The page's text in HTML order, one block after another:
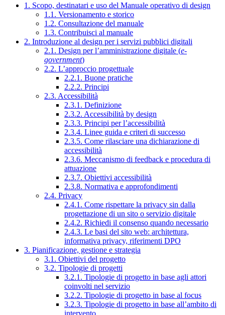
1. Scopo, destinatari e uso del Manuale operativo di design
1.1. Versionamento e storico
1.2. Consultazione del manuale
1.3. Contribuisci al manuale
2. Introduzione al design per i servizi pubblici digitali
2.1. Design per l’amministrazione digitale (e-
government)
2.2. L’approccio progettuale
2.2.1. Buone pratiche
2.2.2. Principi
2.3. Accessibilità
2.3.1. Definizione
2.3.2. Accessibilità by design
2.3.3. Principi per l’accessibilità
2.3.4. Linee guida e criteri di successo
2.3.5. Come rilasciare una dichiarazione di
accessibilità
2.3.6. Meccanismo di feedback e procedura di
attuazione
2.3.7. Obiettivi accessibilità
2.3.8. Normativa e approfondimenti
2.4. Privacy
2.4.1. Come rispettare la privacy sin dalla
progettazione di un sito o servizio digitale
2.4.2. Richiedi il consenso quando necessario
2.4.3. Le basi del sito web: architettura,
informativa privacy, riferimenti DPO
3. Pianificazione, gestione e strategia
3.1. Obiettivi del progetto
3.2. Tipologie di progetti
3.2.1. Tipologie di progetto in base agli attori
coinvolti nel servizio
3.2.2. Tipologie di progetto in base al focus
3.2.3. Tipologie di progetto in base all’ambito di
intervento